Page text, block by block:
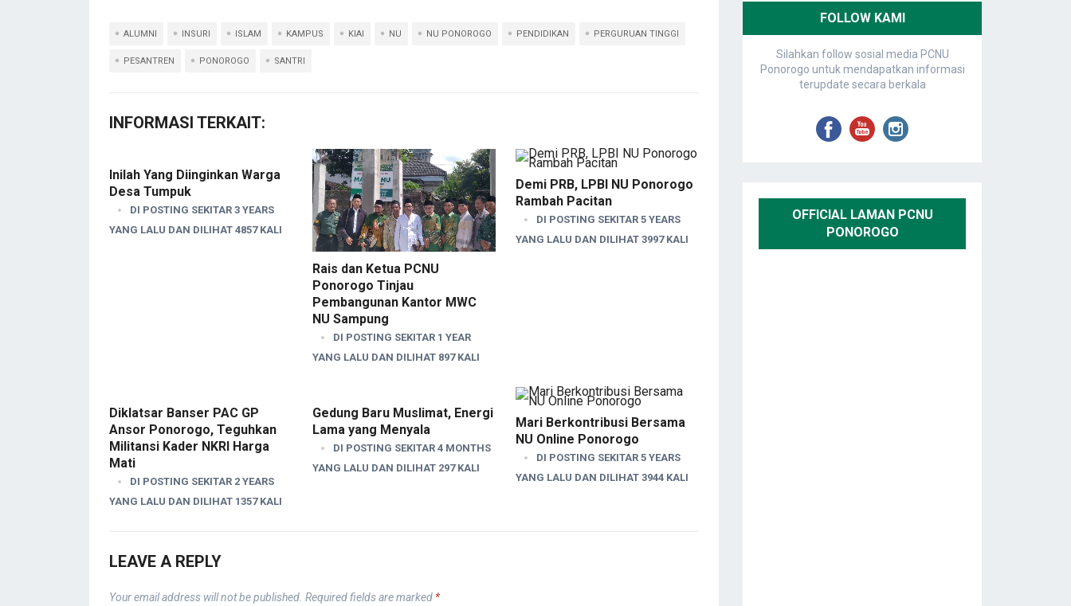
ALUMNI INSURI ISLAM KAMPUS KIAI NU NU PONOROGO PENDIDIKAN PERGURUAN TINGGI
PESANTREN PONOROGO SANTRI
INFORMASI TERKAIT:
Inilah Yang Diinginkan Warga
Desa Tumpuk
DI POSTING SEKITAR 3 YEARS
YANG LALU DAN DILIHAT 4857 KALI
Rais dan Ketua PCNU
Ponorogo Tinjau
Pembangunan Kantor MWC
NU Sampung
DI POSTING SEKITAR 1 YEAR
YANG LALU DAN DILIHAT 897 KALI
Demi PRB, LPBI NU Ponorogo
Rambah Pacitan
DI POSTING SEKITAR 5 YEARS
YANG LALU DAN DILIHAT 3997 KALI
Diklatsar Banser PAC GP
Ansor Ponorogo, Teguhkan
Militansi Kader NKRI Harga
Mati
DI POSTING SEKITAR 2 YEARS
YANG LALU DAN DILIHAT 1357 KALI
Gedung Baru Muslimat, Energi
Lama yang Menyala
DI POSTING SEKITAR 4 MONTHS
YANG LALU DAN DILIHAT 297 KALI
Mari Berkontribusi Bersama
NU Online Ponorogo
DI POSTING SEKITAR 5 YEARS
YANG LALU DAN DILIHAT 3944 KALI
LEAVE A REPLY
Your email address will not be published. Required fields are marked *
FOLLOW KAMI
Silahkan follow sosial media PCNU
Ponorogo untuk mendapatkan informasi
terupdate secara berkala
OFFICIAL LAMAN PCNU
PONOROGO